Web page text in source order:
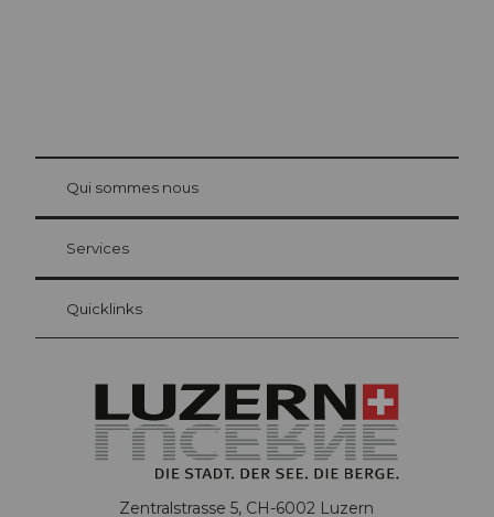
Carte d’hôte Lucerne
Vos avantages en tant qu'hôte pour la nuit
at Bre
Qui sommes nous
Services
Quicklinks
Zentralstrasse 5, CH-6002 Luzern